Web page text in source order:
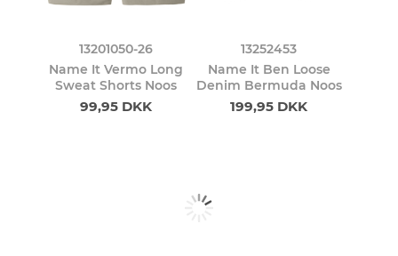
13201050-26
Name It Vermo Long
Sweat Shorts Noos
99,95 DKK
13252453
Name It Ben Loose
Denim Bermuda Noos
199,95 DKK